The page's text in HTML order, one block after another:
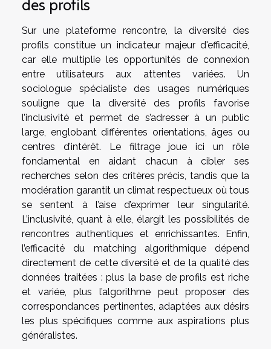
des profils
Sur une plateforme rencontre, la diversité des
profils constitue un indicateur majeur d'efficacité,
car elle multiplie les opportunités de connexion
entre utilisateurs aux attentes variées. Un
sociologue spécialiste des usages numériques
souligne que la diversité des profils favorise
l’inclusivité et permet de s’adresser à un public
large, englobant différentes orientations, âges ou
centres d’intérêt. Le filtrage joue ici un rôle
fondamental en aidant chacun à cibler ses
recherches selon des critères précis, tandis que la
modération garantit un climat respectueux où tous
se sentent à l’aise d’exprimer leur singularité.
L’inclusivité, quant à elle, élargit les possibilités de
rencontres authentiques et enrichissantes. Enfin,
l’efficacité du matching algorithmique dépend
directement de cette diversité et de la qualité des
données traitées : plus la base de profils est riche
et variée, plus l’algorithme peut proposer des
correspondances pertinentes, adaptées aux désirs
les plus spécifiques comme aux aspirations plus
généralistes.